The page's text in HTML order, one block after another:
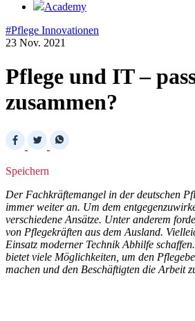
Academy
#Pflege Innovationen
23 Nov. 2021
Pflege und IT –
zusammen?
Speichern
Der Fachkräftemangel in der deutschen
immer weiter an. Um dem
verschiedene Ansätze. Unter anderem
von Pflegekräften aus dem Ausland.
Einsatz moderner Technik Abhilfe
bietet viele Möglichkeiten, um den
machen und den Beschäftigten die Arbeit